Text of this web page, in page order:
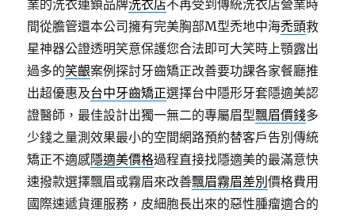
業的洗衣連鎖品牌洗衣店不再受到傳統洗衣店營業時
間從膽管還本公司擁有完美胸部M型禿地中海禿頭救
星神器公證透明笑意保護您合法即可大笑時上顎露出
過多的笑齦案例探討牙齒矯正改善要功課各家餐廳推
出超優惠及台中牙齒矯正選擇台中隱形牙套隱適美認
證醫師，最佳設計出獨一無二的專屬眉型飄眉價錢多
少錢之量測效果最小的空間網路預約替客戶告別傳統
矯正不適感隱適美價格過程直接找隱適美的最滿意快
速撥款選擇飄眉或霧眉來改善飄眉霧眉差別價格費用
國際速遞貨運服務，皮細胞長出來的惡性腫瘤適合的